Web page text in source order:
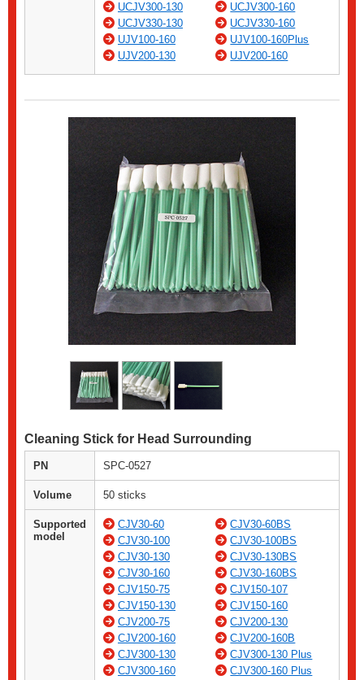
UCJV300-130
UCJV300-160
UCJV330-130
UCJV330-160
UJV100-160
UJV100-160Plus
UJV200-130
UJV200-160
Cleaning Stick for Head Surrounding
PN SPC-0527
Volume 50 sticks
Supported
model
CJV30-60
CJV30-60BS
CJV30-100
CJV30-100BS
CJV30-130
CJV30-130BS
CJV30-160
CJV30-160BS
CJV150-75
CJV150-107
CJV150-130
CJV150-160
CJV200-75
CJV200-130
CJV200-160
CJV200-160B
CJV300-130
CJV300-130 Plus
CJV300-160
CJV300-160 Plus